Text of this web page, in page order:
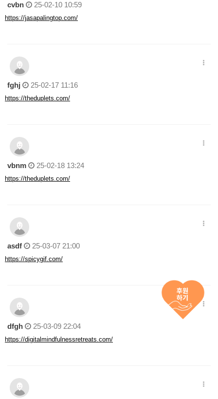
cvbn 25-02-10 10:59
https://jasapalingtop.com/
fghj 25-02-17 11:16
https://theduplets.com/
vbnm 25-02-18 13:24
https://theduplets.com/
asdf 25-03-07 21:00
https://spicygif.com/
dfgh 25-03-09 22:04
https://digitalmindfulnessretreats.com/